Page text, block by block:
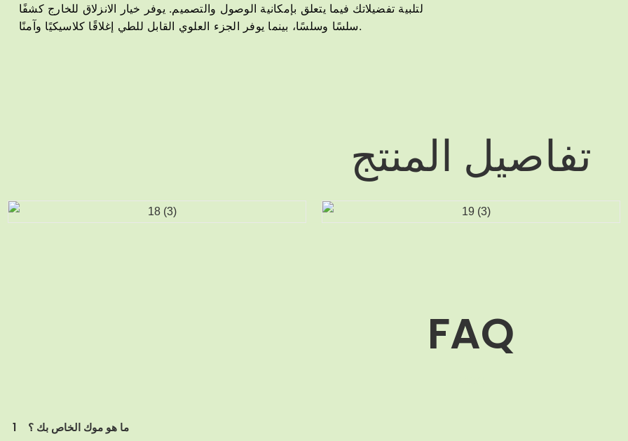
لتلبية تفضيلاتك فيما يتعلق بإمكانية الوصول والتصميم. يوفر خيار الانزلاق للخارج كشفًا
سلسًا وسلسًا، بينما يوفر الجزء العلوي القابل للطي إغلاقًا كلاسيكيًا وآمنًا.
تفاصيل المنتج
FAQ
1 ما هو موك الخاص بك ؟